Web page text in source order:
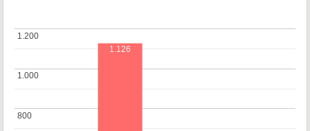
800
800
1.000
1.000
1.200
1.200
1.126